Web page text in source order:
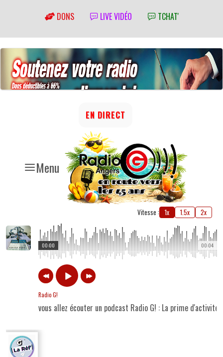
DONS LIVE VIDÉO TCHAT'
Menu
EN DIRECT
Vitesse : 1x 1.5x 2x
00:04
00:00
Radio G!
vous allez écouter un podcast Radio G! : La prime d'activité